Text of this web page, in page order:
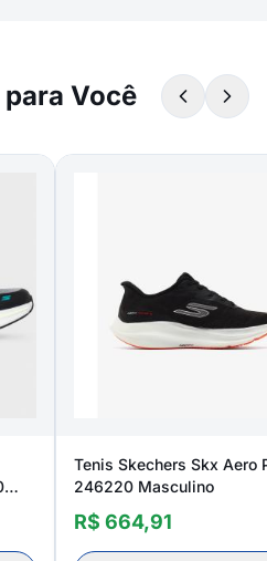
Você
Tenis Skechers Skx Aero
246220 Masculino
R$ 664,91